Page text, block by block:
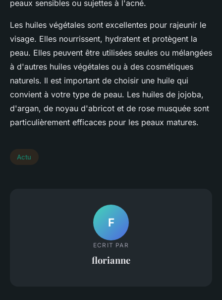
peaux sensibles ou sujettes à l'acné.
Les huiles végétales sont excellentes pour rajeunir le
visage. Elles nourrissent, hydratent et protègent la
peau. Elles peuvent être utilisées seules ou mélangées
à d'autres huiles végétales ou à des cosmétiques
naturels. Il est important de choisir une huile qui
convient à votre type de peau. Les huiles de jojoba,
d'argan, de noyau d'abricot et de rose musquée sont
particulièrement efficaces pour les peaux matures.
Actu
F
ECRIT PAR
florianne